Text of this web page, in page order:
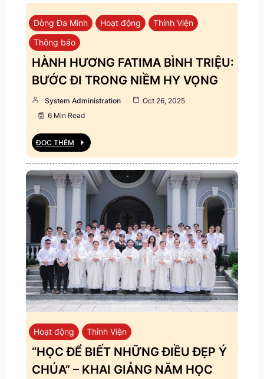
Dòng Đa Minh Hoạt động
Thỉnh Viện
Thông báo
HÀNH HƯƠNG FATIMA BÌNH TRIỆU:
BƯỚC ĐI TRONG NIỀM HY VỌNG
System Administration
Oct 26, 2025
6 Min Read
ĐỌC THÊM
Hoạt động Thỉnh Viện
“HỌC ĐỂ BIẾT NHỮNG ĐIỀU ĐẸP Ý
CHÚA” – KHAI GIẢNG NĂM HỌC